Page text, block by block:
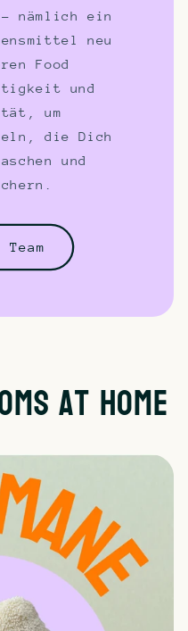
nämlich ein
neu
Food
und
um
die Dich
und
at home